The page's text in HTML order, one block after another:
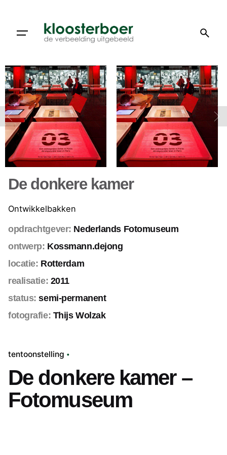
artikel
De donkere kamer
Ontwikkelbakken
opdrachtgever: Nederlands Fotomuseum
ontwerp: Kossmann.dejong
locatie: Rotterdam
realisatie: 2011
status: semi-permanent
fotografie: Thijs Wolzak
tentoonstelling
De donkere kamer –
Fotomuseum